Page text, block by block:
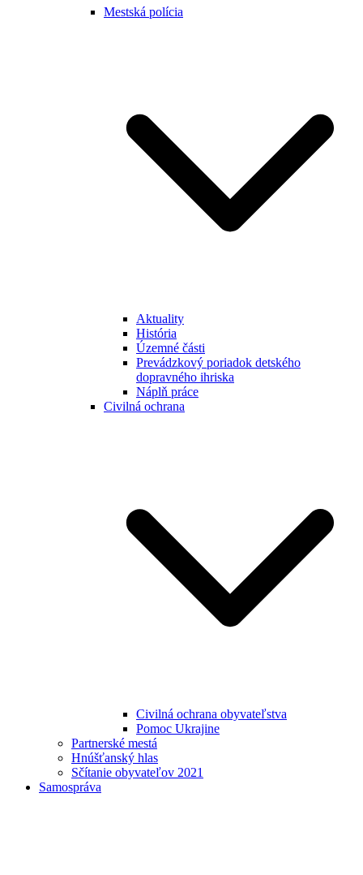
Mestská polícia
Aktuality
História
Územné části
Prevádzkový poriadok detského
dopravného ihriska
Náplň práce
Civilná ochrana
Civilná ochrana obyvateľstva
Pomoc Ukrajine
Partnerské mestá
Hnúšťanský hlas
Sčítanie obyvateľov 2021
Samospráva